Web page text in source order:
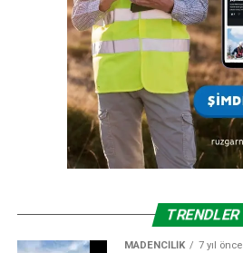
TRENDLER
MADENCILIK 7 yıl önce